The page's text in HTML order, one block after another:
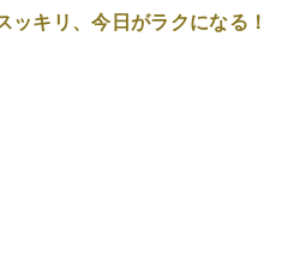
キリ、今日がラクになる！